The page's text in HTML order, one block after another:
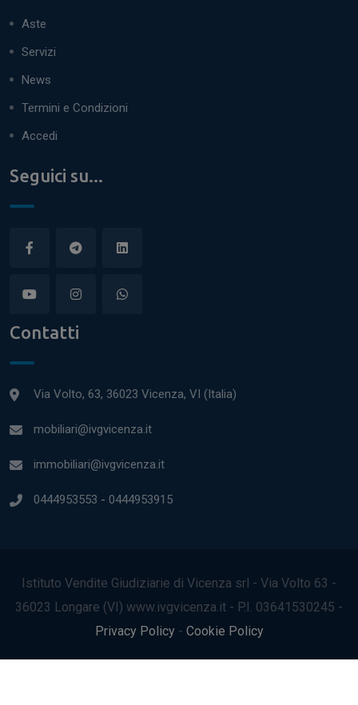
Aste
Servizi
News
Termini e Condizioni
Accedi
Seguici su...
Contatti
Via Volto, 63, 36023 Vicenza, VI (Italia)
mobiliari@ivgvicenza.it
immobiliari@ivgvicenza.it
0444953553 - 0444953915
Istituto Vendite Giudiziarie di Vicenza srl - Via Volto 63 -
36023 Longare (VI) www.ivgvicenza.it - P.I. 03641530245 -
Privacy Policy - Cookie Policy